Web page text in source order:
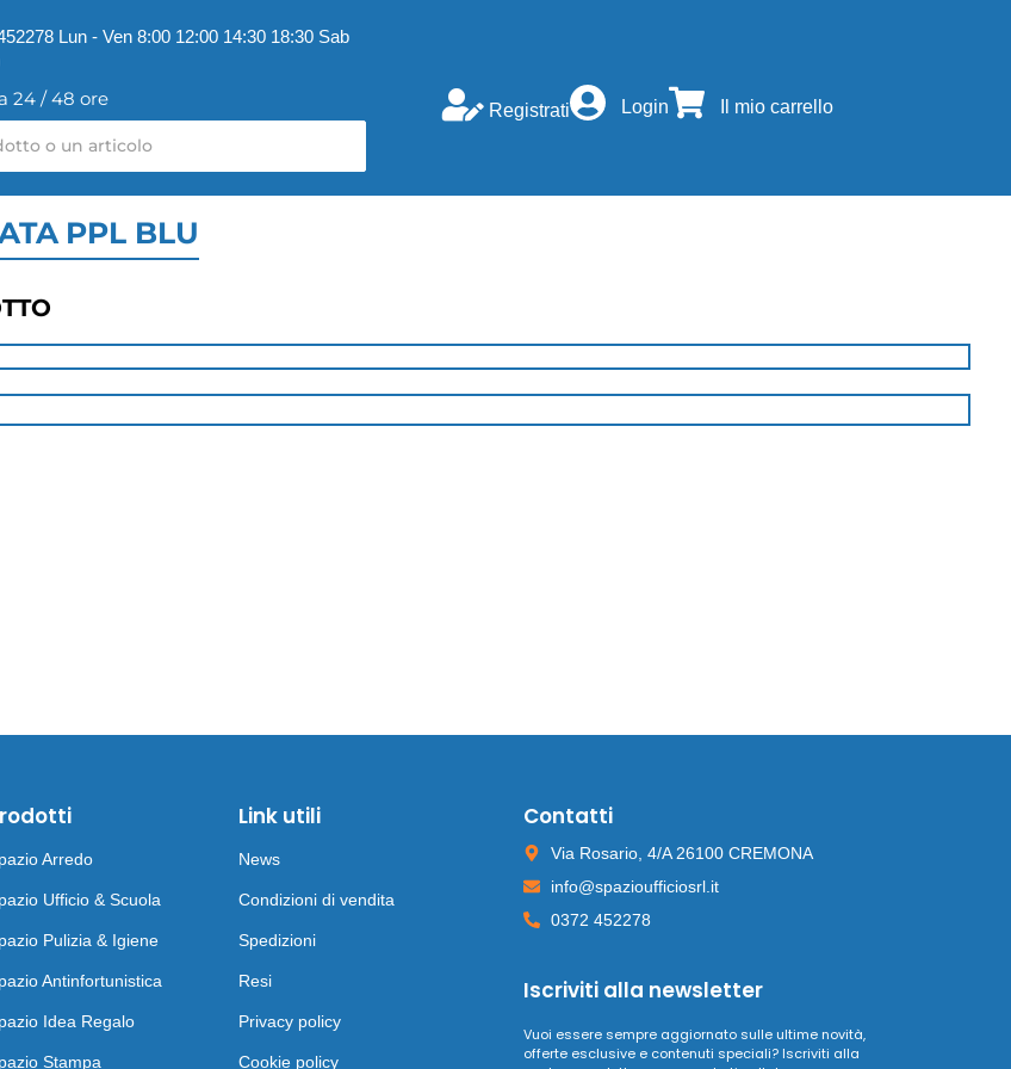
Lun - Ven 8:00 12:00 14:30 18:30 Sab
24 / 48 ore
Registrati Login Il mio carrello
PPL BLU
Arredo
Ufficio & Scuola
Pulizia & Igiene
Antinfortunistica
Idea Regalo
Stampa
Link utili
News
Condizioni di vendita
Spedizioni
Resi
Privacy policy
Cookie policy
Contatti
Via Rosario, 4/A 26100 CREMONA
info@spazioufficiosrl.it
0372 452278
Iscriviti alla newsletter
Vuoi essere sempre aggiornato sulle ultime novità,
offerte esclusive e contenuti speciali? Iscriviti alla